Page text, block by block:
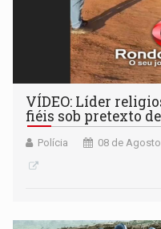
VÍDEO: Líder
fiéis sob pretexto
Polícia 08 de